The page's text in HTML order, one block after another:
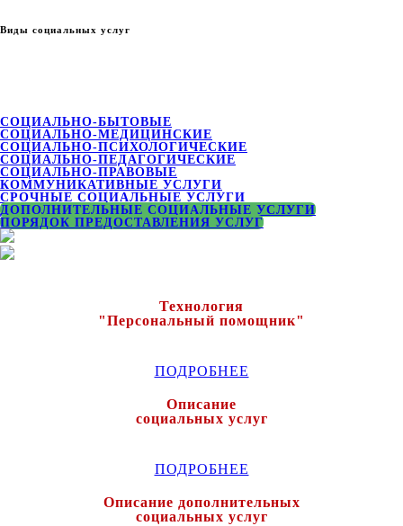
Виды социальных услуг
СОЦИАЛЬНО-БЫТОВЫЕ
СОЦИАЛЬНО-МЕДИЦИНСКИЕ
СОЦИАЛЬНО-ПСИХОЛОГИЧЕСКИЕ
СОЦИАЛЬНО-ПЕДАГОГИЧЕСКИЕ
СОЦИАЛЬНО-ПРАВОВЫЕ
КОММУНИКАТИВНЫЕ УСЛУГИ
СРОЧНЫЕ СОЦИАЛЬНЫЕ УСЛУГИ
ДОПОЛНИТЕЛЬНЫЕ СОЦИАЛЬНЫЕ УСЛУГИ
ПОРЯДОК ПРЕДОСТАВЛЕНИЯ УСЛУГ
Технология
"Персональный помощник"
ПОДРОБНЕЕ
Описание
социальных услуг
ПОДРОБНЕЕ
Описание дополнительных
социальных услуг